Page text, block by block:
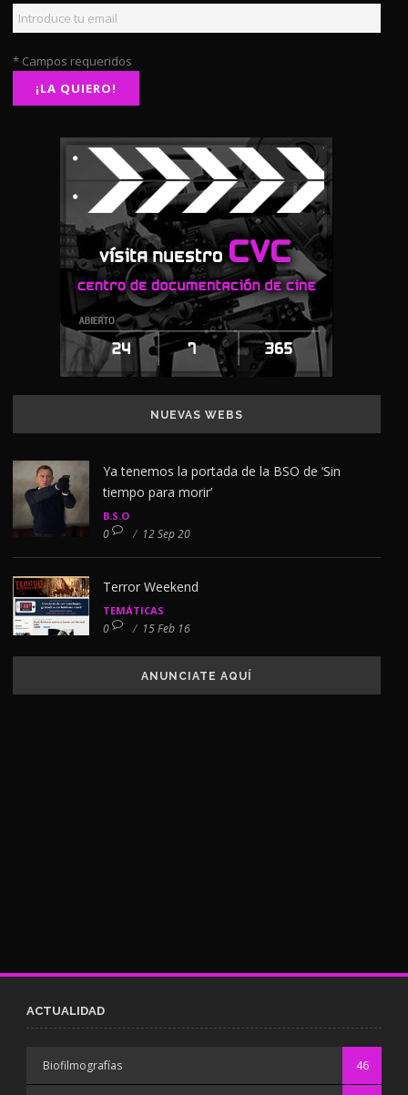
* Campos requeridos
NUEVAS WEBS
Ya tenemos la portada de la BSO de ‘Sin
tiempo para morir’
B.S.O
0 / 12 Sep 20
Terror Weekend
TEMÁTICAS
0 / 15 Feb 16
ANUNCIATE AQUÍ
ACTUALIDAD
Biofilmografías 46